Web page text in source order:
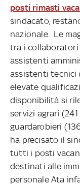
posti rimasti
sindacato,
nazionale. Le
tra i collaboratori
assistenti
assistenti tecnici
elevate
disponibilità si
servizi agrari
guardarobieri
ha precisato il
tutti i posti
destinati alle
personale Ata